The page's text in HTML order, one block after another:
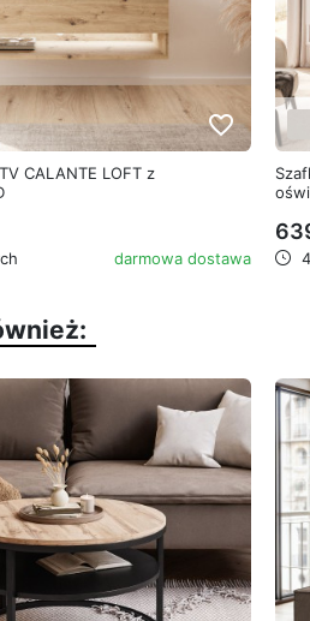
favorite_border
CALANTE LOFT z
darmowa dostawa